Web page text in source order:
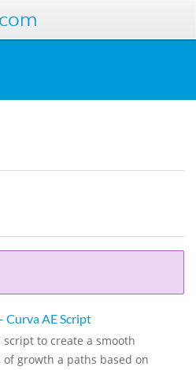
Curva AE Script
script to create a smooth
growth a paths based on